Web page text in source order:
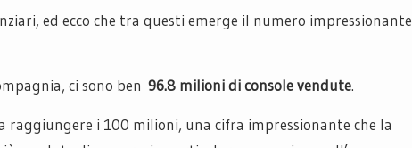
ed ecco che tra questi emerge il numero impressionante
ci sono ben 96.8 milioni di console vendute.
raggiungere i 100 milioni, una cifra impressionante che la